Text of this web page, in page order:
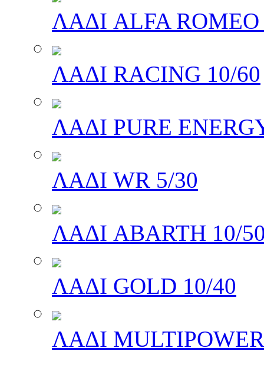
ΛΑΔΙ ALFA
ΛΑΔΙ RACING 10/60
ΛΑΔΙ PURE
ΛΑΔΙ WR 5/30
ΛΑΔΙ ABARTH 10/
ΛΑΔΙ GOLD 10/40
ΛΑΔΙ